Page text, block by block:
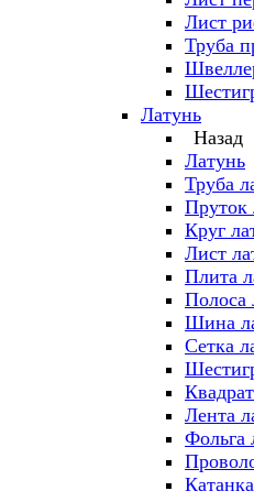
Лист
Труба
Латунь
Назад
Латунь
Труба
Пруток
Круг
Лист
Плита
Полоса
Шина
Сетка
Лента
Фольга